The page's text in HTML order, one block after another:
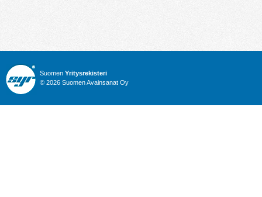
Suomen Yritysrekisteri
© 2026 Suomen Avainsanat Oy